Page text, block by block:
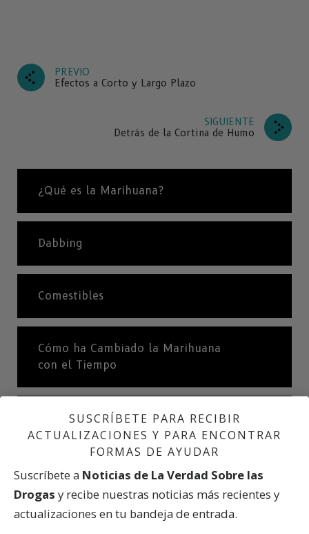
PREVIO
Efectos a Corto y Largo Plazo
SIGUIENTE
Detrás de la Cortina de Humo
¿Qué es la Marihuana?
Dabbing
Comestibles
Cómo ha Cambiado la Marihuana
con el Tiempo
¿La Marihuana es Medicina?
Los Efectos Dañinos de la Marihuana
Efectos a Corto y Largo Plazo
SUSCRÍBETE PARA RECIBIR
ACTUALIZACIONES Y PARA ENCONTRAR
FORMAS DE AYUDAR
Suscríbete a Noticias de La Verdad Sobre las
Drogas y recibe nuestras noticias más recientes y
actualizaciones en tu bandeja de entrada.